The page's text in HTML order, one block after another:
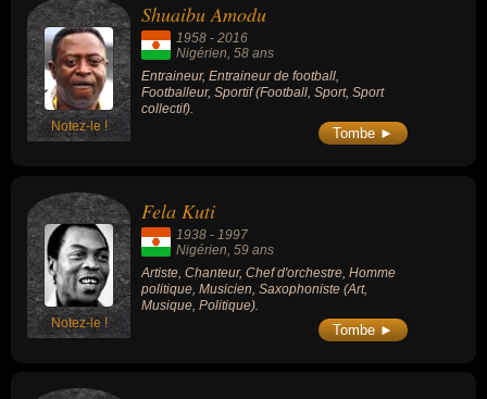
Notez-le !
Shuaibu Amodu
1958 - 2016
Nigérien, 58 ans
Entraineur, Entraineur de football,
Footballeur, Sportif (Football, Sport, Sport
collectif).
Tombe ►
Notez-le !
Fela Kuti
1938 - 1997
Nigérien , 59 ans
Artiste, Chanteur, Chef d'orchestre, Homme
politique, Musicien, Saxophoniste (Art,
Musique, Politique).
Tombe ►